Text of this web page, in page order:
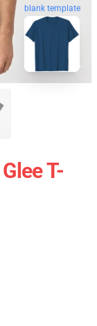
blank template
T-